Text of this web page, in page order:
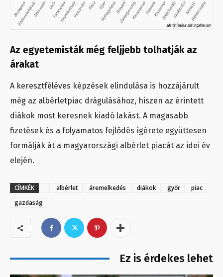
Az egyetemisták még feljjebb tolhatják az
árakat
A keresztféléves képzések elindulása is hozzájárult
még az albérletpiac drágulásához, hiszen az érintett
diákok most keresnek kiadó lakást. A magasabb
fizetések és a folyamatos fejlődés ígérete együttesen
formálják át a magyarországi albérlet piacát az idei év
elején.
CÍMKÉK albérlet áremelkedés diákok győr
piac
gazdaság
Ez is érdekes lehet